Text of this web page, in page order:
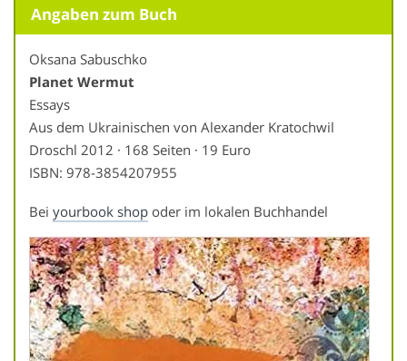
Angaben zum Buch
Oksana Sabuschko
Planet Wermut
Essays
Aus dem Ukrainischen von Alexander Kratochwil
Droschl 2012 · 168 Seiten · 19 Euro
ISBN: 978-3854207955
Bei yourbook shop oder im lokalen Buchhandel